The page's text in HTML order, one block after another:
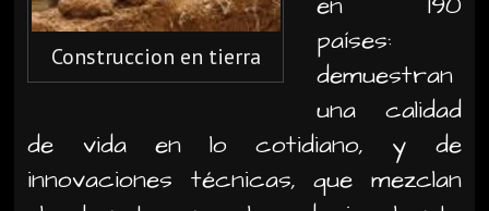
Construccion en tierra
países:
demuestran
una calidad
de vida en lo cotidiano, y de
innovaciones técnicas, que mezclan